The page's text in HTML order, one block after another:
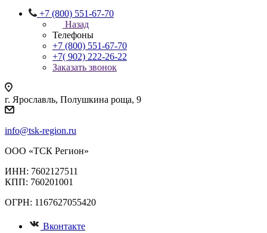
+7 (800) 551-67-70
Назад
Телефоны
+7 (800) 551-67-70
+7( 902) 222-26-22
Заказать звонок
г. Ярославль, Полушкина роща, 9
info@tsk-region.ru
ООО «ТСК Регион»
ИНН: 7602127511
КПП: 760201001
ОГРН: 1167627055420
Вконтакте